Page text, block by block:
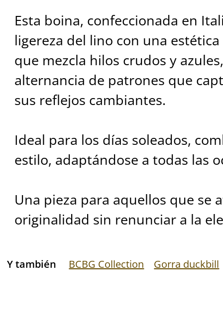
Esta boina, confeccionada en
ligereza del lino con una
que mezcla hilos crudos y
alternancia de patrones que
sus reflejos cambiantes.
Ideal para los días soleados,
estilo, adaptándose a todas las
Una pieza para aquellos que se
originalidad sin renunciar a la
Y también BCBG Collection Gorra duckbill